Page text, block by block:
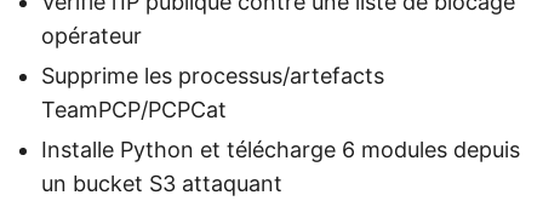
opérateur
Supprime les processus/artefacts
TeamPCP/PCPCat
Installe Python et télécharge 6 modules depuis
un bucket S3 attaquant